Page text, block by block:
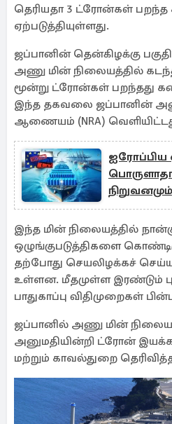
தெரியதா 3 ட்ரோன்கள்
ஏற்படுத்தியுள்ளது.
ஜப்பானின் தென்கிழக்கு
அணு மின் நிலையத்தில்
மூன்று ட்ரோன்கள் பறந்தது
இந்த தகவலை ஜப்பானின்
ஆணையம் (NRA)
ஐரோப்பிய
கேப்டனும்
இந்த மின் நிலையத்தில்
ஒழுங்குபடுத்திகளை
தற்போது செயலிழக்கச்
உள்ளன. மீதமுள்ள இரண்டும்
பாதுகாப்பு விதிமுறைகள்
ஜப்பானில் அணு மின்
அனுமதியின்றி ட்ரோன்
மற்றும் காவல்துறை